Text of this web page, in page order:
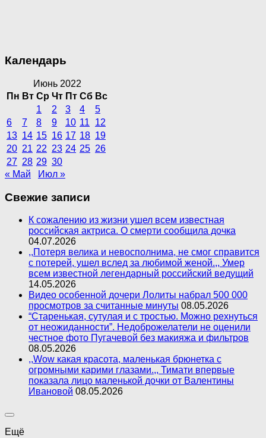
Календарь
Июнь 2022
Пн Вт Ср Чт Пт Сб Вс
1
2 3 4
5
6
7 8 9 10 11
12
13 14 15 16 17 18 19
20 21 22 23 24 25 26
27 28 29 30
« Май
Июл »
Свежие записи
К сожалению из жизни ушел всем известная
российская актриса. О смерти сообщила дочка
04.07.2026
,,Потеря велика и невосполнима, не смог справится
с потерей, ушел вслед за любимой женой.,, Умер
всем известной легендарный российский ведущий
14.05.2026
Видео особенной дочери Лолиты набрал 500 000
просмотров за считанные минуты 08.05.2026
“Старенькая, сутулая и с тростью. Можно рехнуться
от неожиданности”. Недоброжелатели не оценили
честное фото Пугачевой без макияжа и фильтров
08.05.2026
,,Wow какая красота, маленькая брюнетка с
огромными карими глазами.,, Тимати впервые
показала лицо маленькой дочки от Валентины
Ивановой 08.05.2026
Ещё